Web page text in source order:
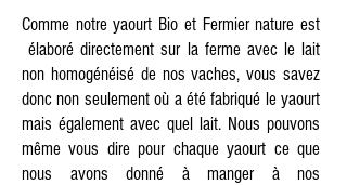
Comme notre yaourt Bio et Fermier nature est
élaboré directement sur la ferme avec le lait
non homogénéisé de nos vaches, vous savez
donc non seulement où a été fabriqué le yaourt
mais également avec quel lait. Nous pouvons
même vous dire pour chaque yaourt ce que
nous avons donné à manger à nos